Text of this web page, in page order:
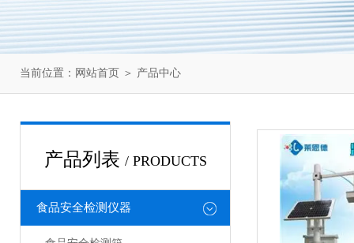
当前位置： 网站首页 ＞ 产品中心
产品列表 / PRODUCTS
食品安全检测仪器